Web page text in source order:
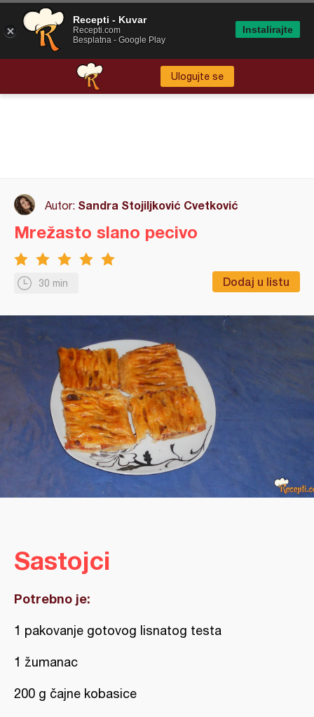
Ulogujte se
Autor: Sandra Stojiljković Cvetković
30 min Dodaj u listu
Mrežasto slano pecivo
Sastojci
Potrebno je:
1 pakovanje gotovog lisnatog testa
1 žumanac
200 g čajne kobasice
Recepti - Kuvar
Recepti.com
Besplatna - Google Play
Instalirajte